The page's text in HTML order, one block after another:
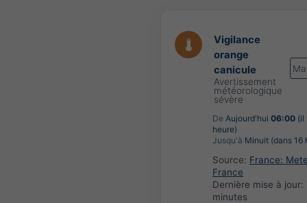
Vigilance
orange
canicule
Avertissement
météorologique
sévère
De Aujourd'hui 06:00 (il
heure)
Jusqu'à Minuit (dans 16
Source: France:
France
Dernière mise à jour:
minutes